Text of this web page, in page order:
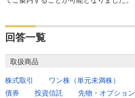
回答一覧
取扱商品
株式取引 ワン株（単元未満株）
債券
投資信託 先物・オプション